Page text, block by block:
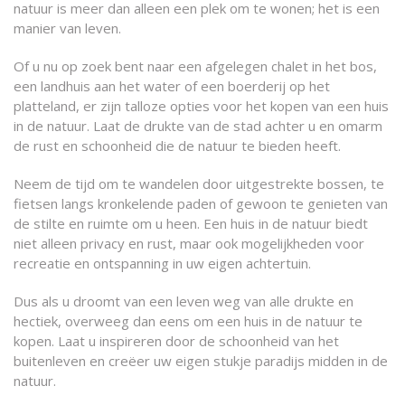
natuur is meer dan alleen een plek om te wonen; het is een
manier van leven.
Of u nu op zoek bent naar een afgelegen chalet in het bos,
een landhuis aan het water of een boerderij op het
platteland, er zijn talloze opties voor het kopen van een huis
in de natuur. Laat de drukte van de stad achter u en omarm
de rust en schoonheid die de natuur te bieden heeft.
Neem de tijd om te wandelen door uitgestrekte bossen, te
fietsen langs kronkelende paden of gewoon te genieten van
de stilte en ruimte om u heen. Een huis in de natuur biedt
niet alleen privacy en rust, maar ook mogelijkheden voor
recreatie en ontspanning in uw eigen achtertuin.
Dus als u droomt van een leven weg van alle drukte en
hectiek, overweeg dan eens om een huis in de natuur te
kopen. Laat u inspireren door de schoonheid van het
buitenleven en creëer uw eigen stukje paradijs midden in de
natuur.